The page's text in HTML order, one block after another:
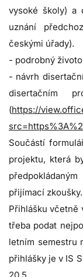
vysoké školy) a
uznání
českými úřady).
- podrobný
- návrh
disertačním
(https://
Součástí
projektu, která
přijímací zkoušky.
Přihlášku včetně
třeba podat
letním semestru
přihlášky je v IS